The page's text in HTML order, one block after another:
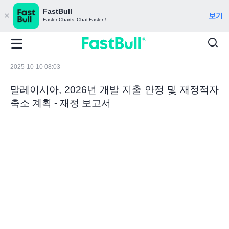
FastBull
Faster Charts, Chat Faster！ 보기
2025-10-10 08:03
말레이시아, 2026년 개발 지출 안정 및 재정적자
축소 계획 - 재정 보고서